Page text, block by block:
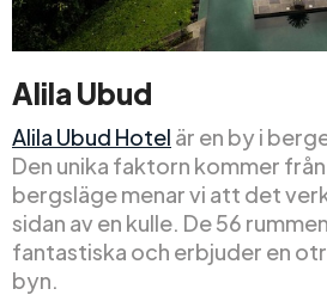
Alila Ubud
Alila Ubud Hotel är en by i
Den unika faktorn kommer
bergsläge menar vi att det
sidan av en kulle. De 56
fantastiska och erbjuder en
byn.